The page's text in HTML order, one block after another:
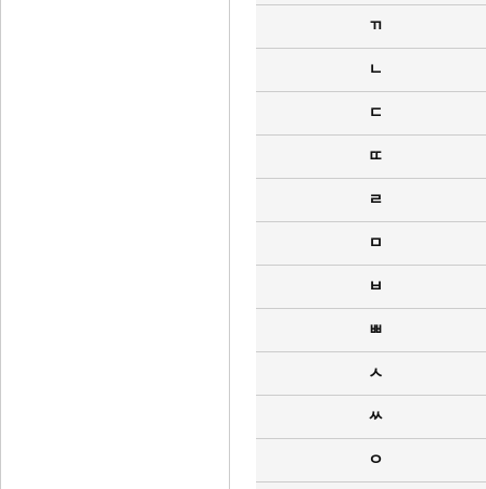
ㄲ
ㄴ
ㄷ
ㄸ
ㄹ
ㅁ
ㅂ
ㅃ
ㅅ
ㅆ
ㅇ